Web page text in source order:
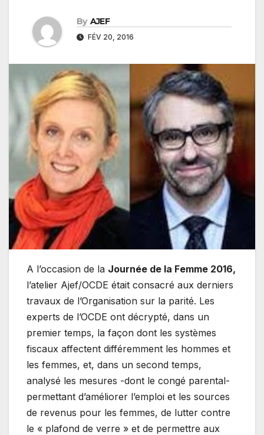
By AJEF
FÉV 20, 2016
A l’occasion de la Journée de la Femme 2016,
l’atelier Ajef/OCDE était consacré aux derniers
travaux de l’Organisation sur la parité. Les
experts de l’OCDE ont décrypté, dans un
premier temps, la façon dont les systèmes
fiscaux affectent différemment les hommes et
les femmes, et, dans un second temps,
analysé les mesures -dont le congé parental-
permettant d’améliorer l’emploi et les sources
de revenus pour les femmes, de lutter contre
le « plafond de verre » et de permettre aux